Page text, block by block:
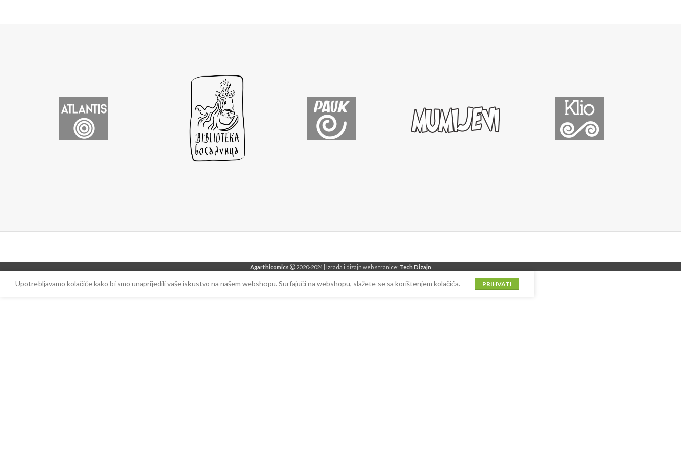
Agarthicomics 2020-2024 | Izrada i dizajn web stranice: Tech Dizajn
Upotrebljavamo kolačiće kako bi smo unaprijedili vaše iskustvo na našem webshopu. Surfajuči na webshopu, slažete se sa korištenjem kolačića. PRIHVATI